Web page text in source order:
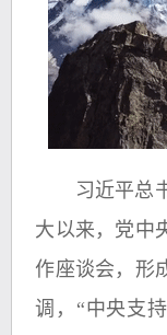
习近平总书
大以来，党中
作座谈会，形
调，“中央支